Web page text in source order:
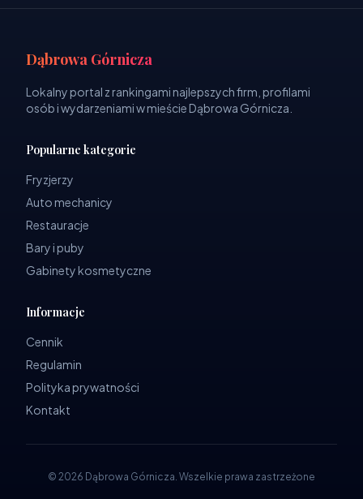
Dąbrowa Górnicza
Lokalny portal z rankingami najlepszych firm, profilami
osób i wydarzeniami w mieście Dąbrowa Górnicza.
Popularne kategorie
Fryzjerzy
Auto mechanicy
Restauracje
Bary i puby
Gabinety kosmetyczne
Informacje
Cennik
Regulamin
Polityka prywatności
Kontakt
© 2026 Dąbrowa Górnicza. Wszelkie prawa zastrzeżone